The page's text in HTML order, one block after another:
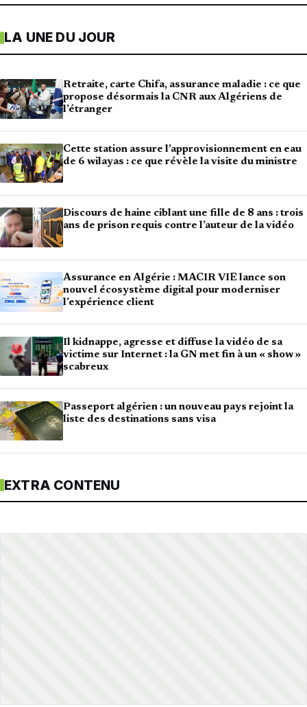
LA UNE DU JOUR
Retraite, carte Chifa, assurance maladie : ce que
propose désormais la CNR aux Algériens de
l’étranger
Cette station assure l’approvisionnement en eau
de 6 wilayas : ce que révèle la visite du ministre
Discours de haine ciblant une fille de 8 ans : trois
ans de prison requis contre l’auteur de la vidéo
Assurance en Algérie : MACIR VIE lance son
nouvel écosystème digital pour moderniser
l’expérience client
Il kidnappe, agresse et diffuse la vidéo de sa
victime sur Internet : la GN met fin à un « show »
scabreux
Passeport algérien : un nouveau pays rejoint la
liste des destinations sans visa
EXTRA CONTENU